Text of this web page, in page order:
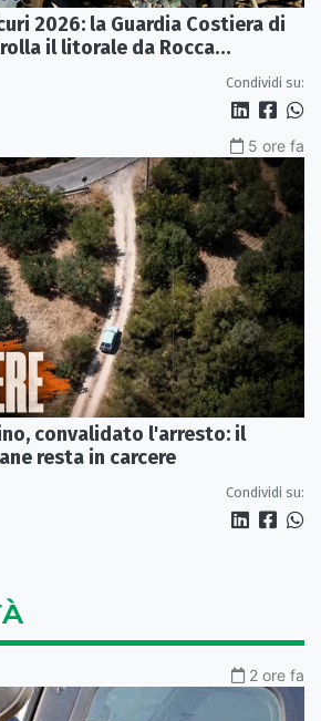
2026: la Guardia Costiera di
il litorale da Rocca
Condividi su:
5 ore fa
convalidato l'arresto: il
resta in carcere
Condividi su:
2 ore fa